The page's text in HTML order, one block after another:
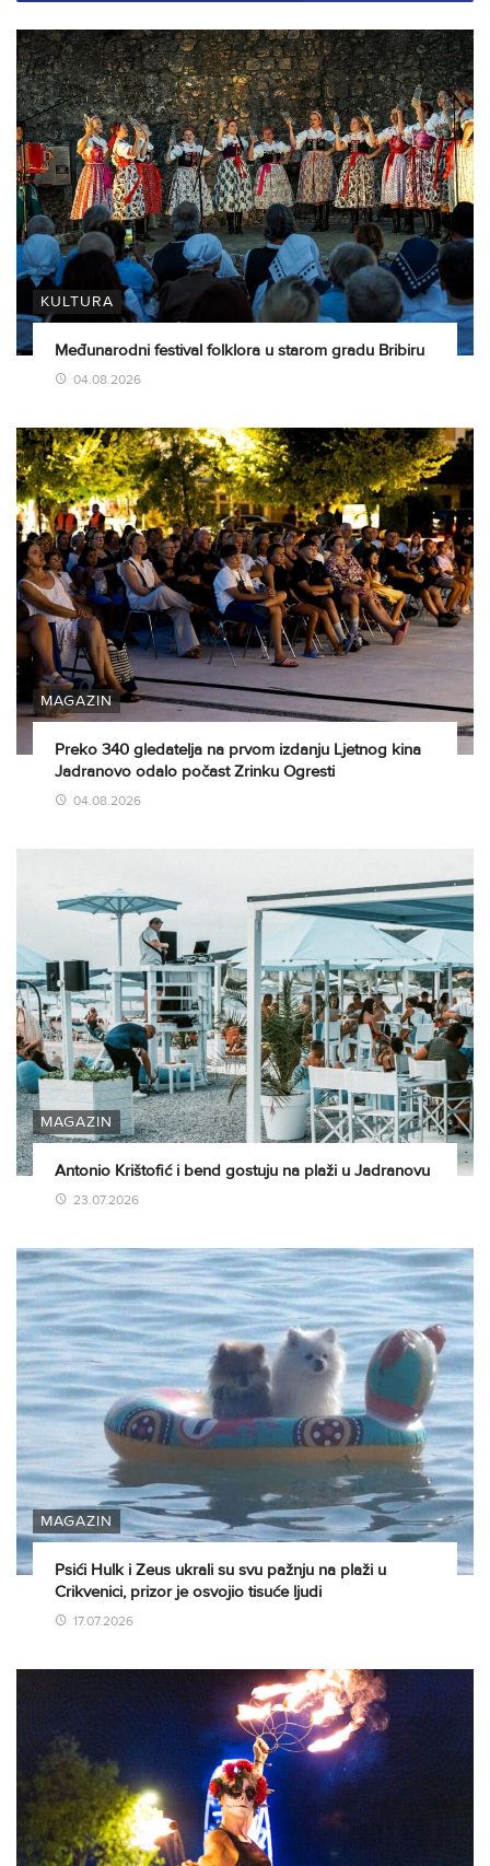
KULTURA
Međunarodni festival folklora u starom gradu Bribiru
04.08.2026
MAGAZIN
Preko 340 gledatelja na prvom izdanju Ljetnog kina
Jadranovo odalo počast Zrinku Ogresti
04.08.2026
MAGAZIN
Antonio Krištofić i bend gostuju na plaži u Jadranovu
23.07.2026
MAGAZIN
Psići Hulk i Zeus ukrali su svu pažnju na plaži u
Crikvenici, prizor je osvojio tisuće ljudi
17.07.2026